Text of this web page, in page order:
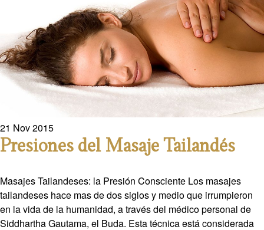
21 Nov2015
Presiones del Masaje Tailandés
Masajes Tailandeses: la Presión Consciente Los masajes
tailandeses hace mas de dos siglos y medio que irrumpieron
en la vida de la humanidad, a través del médico personal de
Siddhartha Gautama, el Buda. Esta técnica está considerada